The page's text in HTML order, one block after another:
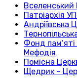
Вселенський
Патріархія
Андріївська
Фонд
Мефодія
Помісна
Щедрик –